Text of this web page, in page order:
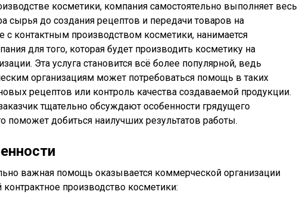
косметики, компания самостоятельно выполняет весь
сырья до создания рецептов и передачи товаров на
с контактным производством косметики, нанимается
для того, которая будет производить косметику на
Эта услуга становится всё более популярной, ведь
организациям может потребоваться помощь в таких
рецептов или контроль качества создаваемой продукции.
тщательно обсуждают особенности грядущего
поможет добиться наилучших результатов работы.
важная помощь оказывается коммерческой организации
контрактное производство косметики: